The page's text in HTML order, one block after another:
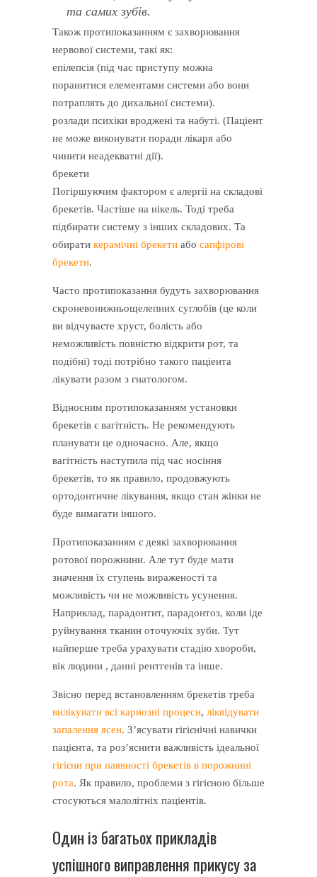
та самих зубів.
Також протипоказанням є захворювання
нервової системи, такі як:
епілепсія (під час приступу можна
поранитися елементами системи або вони
потраплять до дихальної системи).
розлади психіки вроджені та набуті. (Паціент
не може виконувати поради лікаря або
чинити неадекватні дії).
брекети
Погіршуючим фактором є алергіі на складові
брекетів. Частіше на нікель. Тоді треба
підбирати систему з інших складових. Та
обирати керамічні брекети або сапфірові
брекети.
Часто протипоказання будуть захворювання
скроневонижньощелепних суглобів (це коли
ви відчуваєте хруст, болість або
неможливість повністю відкрити рот, та
подібні) тоді потрібно такого паціента
лікувати разом з гнатологом.
Відносним протипоказанням установки
брекетів є вагітність. Не рекомендують
планувати це одночасно. Але, якщо
вагітність наступила під час носіння
брекетів, то як правило, продовжують
ортодонтичне лікування, якщо стан жінки не
буде вимагати іншого.
Протипоказанням є деякі захворювання
ротової порожнини. Але тут буде мати
значення їх ступень вираженості та
можливість чи не можливість усунення.
Наприклад, парадонтит, парадонтоз, коли іде
руйнування тканин оточуючіх зуби. Тут
найперше треба урахувати стадію хвороби,
вік людини , данні рентгенів та інше.
Звісно перед встановленням брекетів треба
вилікувати всі кариозні процеси, ліквідувати
запалення ясен. З’ясувати гігієнічні навички
пацієнта, та роз’яснити важливість ідеальної
гігієни при наявності брекетів в порожнині
рота. Як правило, проблеми з гігієною більше
стосуються малолітніх паціентів.
Один із багатьох прикладів
успішного виправлення прикусу за